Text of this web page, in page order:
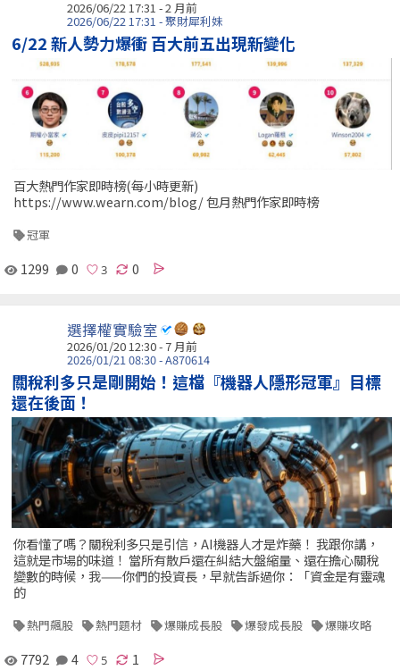
2026/06/22 17:31 - 2 月前
2026/06/22 17:31 - 聚財犀利妹
6/22 新人勢力爆衝 百大前五出現新變化
百大熱門作家即時榜(每小時更新)
https://www.wearn.com/blog/ 包月熱門作家即時榜
冠軍
1299 0 0
選擇權實驗室
2026/01/20 12:30 - 7 月前
2026/01/21 08:30 - A870614
關稅利多只是剛開始！這檔『機器人隱形冠軍』目標
還在後面！
你看懂了嗎？關稅利多只是引信，AI機器人才是炸藥！ 我跟你講，
這就是市場的味道！ 當所有散戶還在糾結大盤縮量、還在擔心關稅
變數的時候，我——你們的投資長，早就告訴過你：「資金是有靈魂
的
熱門飆股 熱門題材 爆賺成長股 爆發成長股 爆賺攻略
7792 4 1